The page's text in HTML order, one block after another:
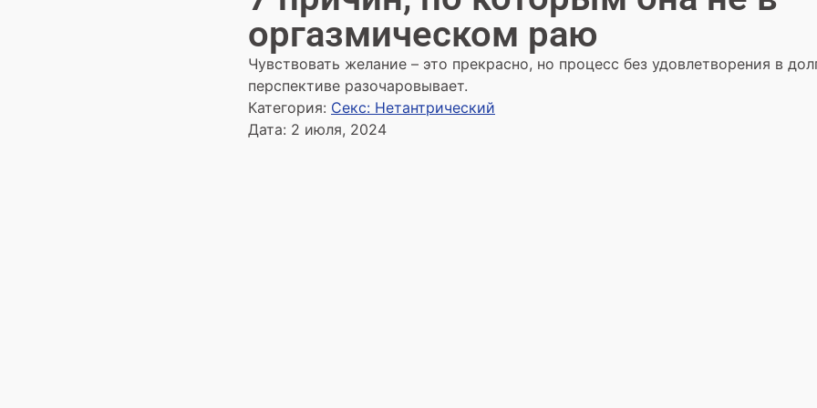
оргазмическом раю
Чувствовать желание – это прекрасно, но процесс без удовлетворения в
перспективе разочаровывает.
Категория: Секс: Нетантрический
Дата: 2 июля, 2024